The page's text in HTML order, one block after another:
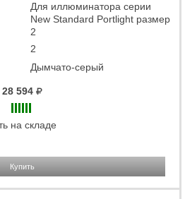
Для иллюминатора серии
New Standard Portlight размер
2
2
Дымчато-серый
28 594
на складе
Купить